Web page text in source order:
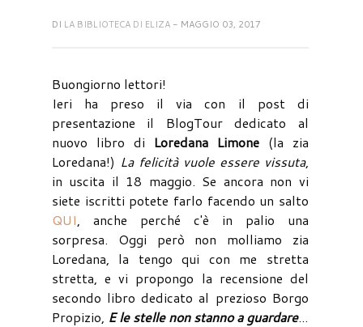
DI LA BIBLIOTECA DI ELIZA - MAGGIO 03, 2017
Buongiorno lettori!
Ieri ha preso il via con il post di
presentazione il BlogTour dedicato al
nuovo libro di Loredana Limone(la zia
Loredana!) La felicità vuole essere vissuta,
in uscita il 18 maggio. Se ancora non vi
siete iscritti potete farlo facendo un salto
QUI, anche perché c'è in palio una
sorpresa. Oggi però non molliamo zia
Loredana, la tengo qui con me stretta
stretta, e vi propongo la recensione del
secondo libro dedicato al prezioso Borgo
Propizio, E le stelle non stanno a guardare...